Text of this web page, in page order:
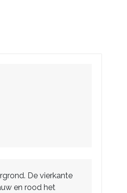
De vierkante
en rood het